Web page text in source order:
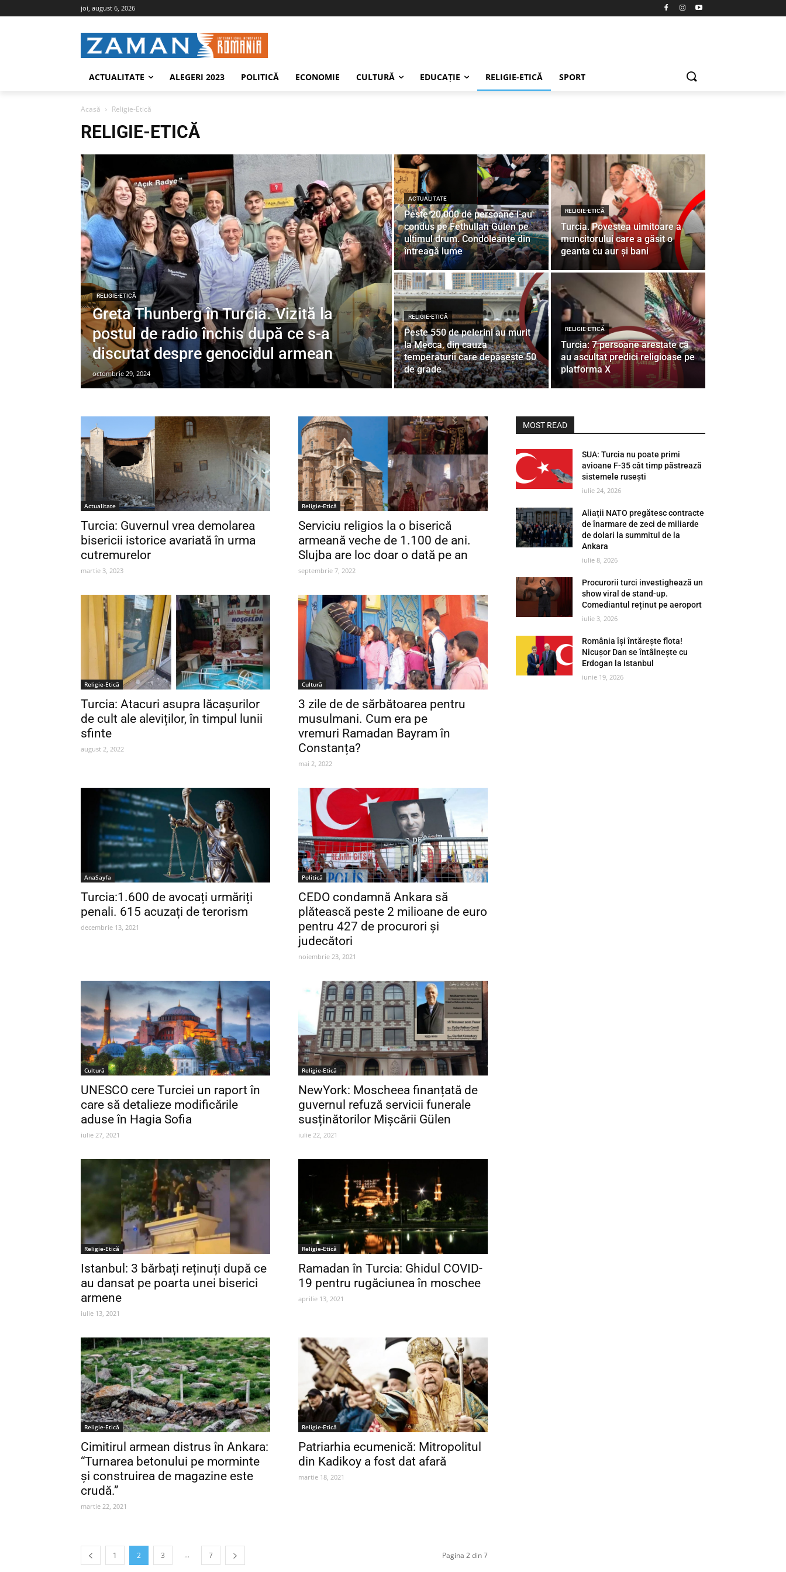
joi, august 6, 2026
ACTUALITATE ALEGERI 2023 POLITICĂ ECONOMIE CULTURĂ EDUCAŢIE RELIGIE-ETICĂ SPORT
Acasă Religie-Etică
RELIGIE-ETICĂ
RELIGIE-ETICĂ
Greta Thunberg în Turcia. Vizită la
postul de radio închis după ce s-a
discutat despre genocidul armean
octombrie 29, 2024
ACTUALITATE
Peste 20.000 de persoane l-au
condus pe Fethullah Gülen pe
ultimul drum. Condoleanțe din
întreagă lume
RELIGIE-ETICĂ
Turcia. Povestea uimitoare a
muncitorului care a găsit o
geanta cu aur și bani
RELIGIE-ETICĂ
Peste 550 de pelerini au murit
la Mecca, din cauza
temperaturii care depășește 50
de grade
RELIGIE-ETICĂ
Turcia: 7 persoane arestate că
au ascultat predici religioase pe
platforma X
Actualitate
Turcia: Guvernul vrea demolarea
bisericii istorice avariată în urma
cutremurelor
martie 3, 2023
Religie-Etică
Serviciu religios la o biserică
armeană veche de 1.100 de ani.
Slujba are loc doar o dată pe an
septembrie 7, 2022
Religie-Etică
Turcia: Atacuri asupra lăcașurilor
de cult ale aleviților, în timpul lunii
sfinte
august 2, 2022
Cultură
3 zile de de sărbătoarea pentru
musulmani. Cum era pe
vremuri Ramadan Bayram în
Constanța?
mai 2, 2022
AnaSayfa
Turcia:1.600 de avocați urmăriți
penali. 615 acuzați de terorism
decembrie 13, 2021
Politică
CEDO condamnă Ankara să
plătească peste 2 milioane de euro
pentru 427 de procurori și
judecători
noiembrie 23, 2021
Cultură
UNESCO cere Turciei un raport în
care să detalieze modificările
aduse în Hagia Sofia
iulie 27, 2021
Religie-Etică
NewYork: Moscheea finanțată de
guvernul refuză servicii funerale
susținătorilor Mișcării Gülen
iulie 22, 2021
Religie-Etică
Istanbul: 3 bărbați reținuți după ce
au dansat pe poarta unei biserici
armene
iulie 13, 2021
Religie-Etică
Ramadan în Turcia: Ghidul COVID-
19 pentru rugăciunea în moschee
aprilie 13, 2021
Religie-Etică
Cimitirul armean distrus în Ankara:
“Turnarea betonului pe morminte
și construirea de magazine este
crudă.”
martie 22, 2021
Religie-Etică
Patriarhia ecumenică: Mitropolitul
din Kadikoy a fost dat afară
martie 18, 2021
1 2 3 ... 7 Pagina 2 din 7
MOST READ
SUA: Turcia nu poate primi
avioane F-35 cât timp păstrează
sistemele rusești
iulie 24, 2026
Aliații NATO pregătesc contracte
de înarmare de zeci de miliarde
de dolari la summitul de la
Ankara
iulie 8, 2026
Procurorii turci investighează un
show viral de stand-up.
Comediantul reținut pe aeroport
iulie 3, 2026
România își întărește flota!
Nicușor Dan se întâlnește cu
Erdogan la Istanbul
iunie 19, 2026